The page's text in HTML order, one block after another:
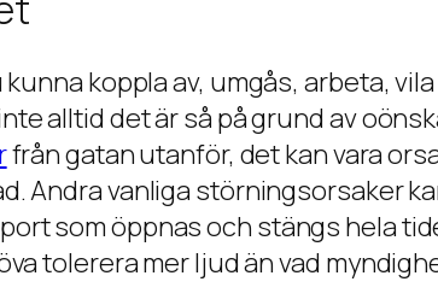
koppla av, umgås, arbeta,
alltid det är så på grund av
från gatan utanför, det kan vara
Andra vanliga störningsorsaker
som öppnas och stängs hela
tolerera mer ljud än vad